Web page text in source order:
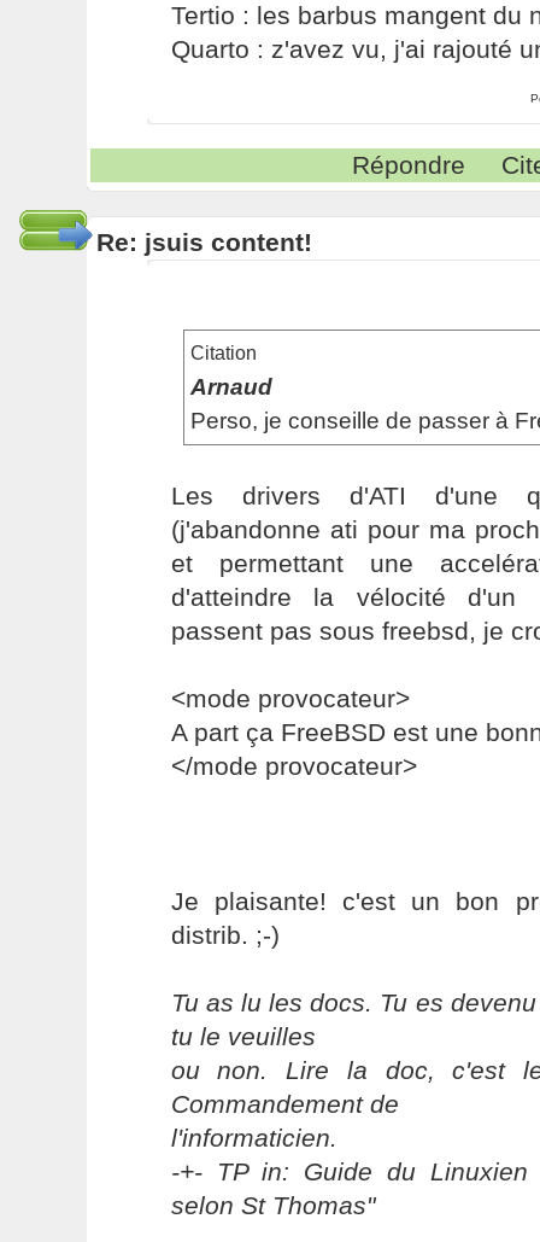
Tertio : les barbus mangent du
Quarto : z'avez vu, j'ai rajouté
Répondre
Re: jsuis content!
Citation
Arnaud
Perso, je conseille de passer à
Les drivers d'ATI d'une
(j'abandonne ati pour ma
et permettant une
d'atteindre la vélocité d'un
passent pas sous freebsd, je
<mode provocateur>
A part ça FreeBSD est une
</mode provocateur>
Je plaisante! c'est un bon
distrib. ;-)
Tu as lu les docs. Tu es
tu le veuilles
ou non. Lire la doc, c'est
Commandement de
l'informaticien.
-+- TP in: Guide du Linuxien
selon St Thomas"